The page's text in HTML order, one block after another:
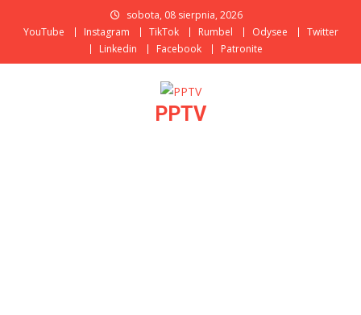
sobota, 08 sierpnia, 2026
YouTube
Instagram TikTok Rumbel Odysee
Twitter
Linkedin
Facebook Patronite
PPTV